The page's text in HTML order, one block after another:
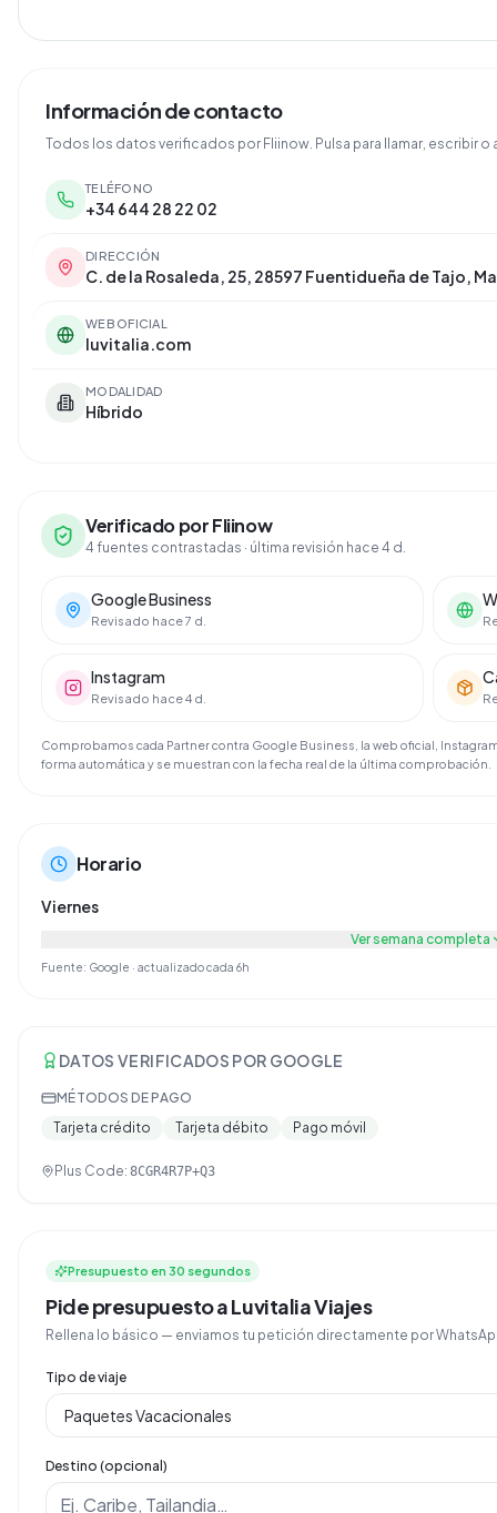
Información de contacto
Todos los datos verificados por Fliinow. Pulsa para llamar, escribir o
TELÉFONO
+34 644 28 22 02
DIRECCIÓN
C. de la Rosaleda, 25, 28597 Fuentidueña de Tajo,
WEB OFICIAL
luvitalia.com
MODALIDAD
Híbrido
Verificado por Fliinow
4 fuentes contrastadas · última revisión hace 4 d.
Google Business
Revisado hace 7 d.
Instagram
Revisado hace 4 d.
Comprobamos cada Partner contra Google Business, la web oficial,
forma automática y se muestran con la fecha real de la última comprobación.
Horario
Viernes
Ver semana completa
Fuente: Google · actualizado cada 6h
DATOS VERIFICADOS POR GOOGLE
MÉTODOS DE PAGO
Tarjeta crédito
Tarjeta débito Pago móvil
Plus Code: 8CGR4R7P+Q3
Presupuesto en 30 segundos
Pide presupuesto a Luvitalia Viajes
Rellena lo básico — enviamos tu petición directamente por
Tipo de viaje
Destino (opcional)